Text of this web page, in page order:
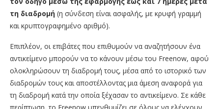
τη διαδρομή (η σύνδεση είναι ασφαλής, με κρυφή γραμμή
και κρυπτογραφημένο αριθμό).
Επιπλέον, οι επιβάτες που επιθυμούν να αναζητήσουν ένα
αντικείμενο μπορούν να το κάνουν μέσω του Freenow, αφού
ολοκληρώσουν τη διαδρομή τους, μέσα από το ιστορικό των
διαδρομών τους και αποστέλλοντας μια άμεση αναφορά για
τη διαδρομή κατά την οποία ξέχασαν το αντικείμενο. Σε κάθε